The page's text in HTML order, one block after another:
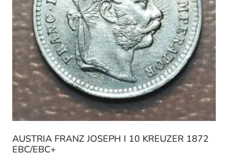
AUSTRIA FRANZ JOSEPH I 10 KREUZER 1872
EBC/EBC+